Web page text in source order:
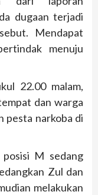
dugaan terjadi
Mendapat
menuju
22.00 malam,
dan warga
pesta narkoba di
posisi M sedang
Zul dan
melakukan